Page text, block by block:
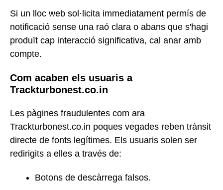
Si un lloc web sol·licita immediatament permís de
notificació sense una raó clara o abans que s'hagi
produït cap interacció significativa, cal anar amb
compte.
Com acaben els usuaris a
Trackturbonest.co.in
Les pàgines fraudulentes com ara
Trackturbonest.co.in poques vegades reben trànsit
directe de fonts legítimes. Els usuaris solen ser
redirigits a elles a través de:
Botons de descàrrega falsos.